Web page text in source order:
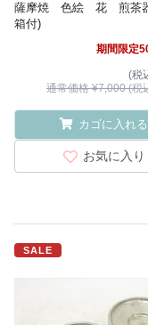
薩摩焼 色絵 花 煎茶
箱付)
期間限定
(税
通常価格 ¥7,000 (税
カゴに入れる
お気に入り
SALE